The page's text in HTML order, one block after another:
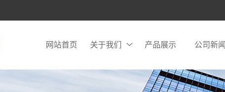
网站首页 关于我们 产品展示 公司新闻